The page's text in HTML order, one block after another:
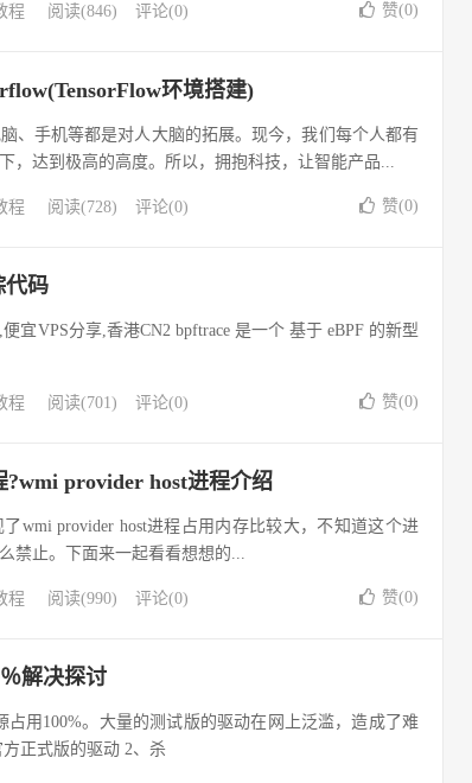
程 阅读(846) 评论(0) 赞(0)
环境搭建)
、手机等都是对人大脑的拓展。现今，我们每个人都有
，达到极高的高度。所以，拥抱科技，让智能产品...
程 阅读(728) 评论(0) 赞(0)
代码
宜VPS分享,香港CN2 bpftrace 是一个 基于 eBPF 的新型
程 阅读(701) 评论(0) 赞(0)
provider host进程介绍
wmi provider host进程占用内存比较大，不知道这个进
禁止。下面来一起看看想想的...
程 阅读(990) 评论(0) 赞(0)
解决探讨
占用100%。大量的测试版的驱动在网上泛滥，造成了难
正式版的驱动 2、杀